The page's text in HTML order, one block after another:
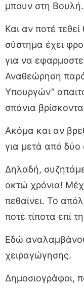
μπουν στη Βουλή.
Και αν ποτέ
σύστημα έχει
για να
Αναθεώρηση
Υπουργών”
σπάνια
Ακόμα και αν
για μετά από δύο
Δηλαδή,
οκτώ χρόνια!
πεθαίνει. Το
ποτέ τίποτα επί
Εδώ
χειραγώγησης.
Δημοσιογράφοι,